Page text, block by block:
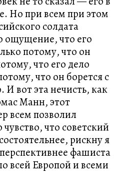
Но при всем при этом
солдата
ощущение, что его
потому, что он
что его дело
что он борется с
вот эта нечисть, как
Манн, этот
всем позволил
что советский
рискну я
фашиста
всей Европой и всеми